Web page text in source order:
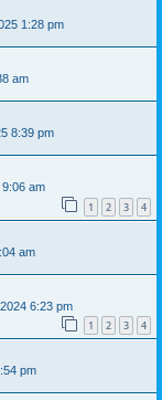
1:28 pm
am
8:39 pm
am
1 2 3 4
am
6:23 pm
1 2 3 4
pm